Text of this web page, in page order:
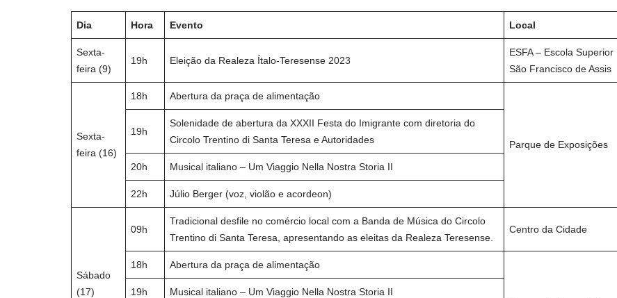
Dia Hora Evento Local
Sexta-
feira (9)
19h Eleição da Realeza Ítalo-Teresense 2023
ESFA – Escola Superior
São Francisco de Assis
Sexta-
feira (16)
18h Abertura da praça de alimentação
Parque de Exposições
19h
Solenidade de abertura da XXXII Festa do Imigrante com diretoria do
Circolo Trentino di Santa Teresa e Autoridades
20h Musical italiano – Um Viaggio Nella Nostra Storia II
22h Júlio Berger (voz, violão e acordeon)
Sábado
(17)
09h
Tradicional desfile no comércio local com a Banda de Música do Circolo
Trentino di Santa Teresa, apresentando as eleitas da Realeza Teresense.
Centro da Cidade
18h Abertura da praça de alimentação
19h Musical italiano – Um Viaggio Nella Nostra Storia II